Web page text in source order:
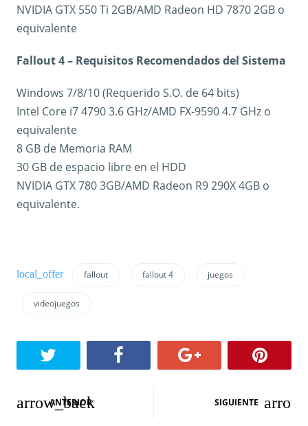
NVIDIA GTX 550 Ti 2GB/AMD Radeon HD 7870 2GB o
equivalente
Fallout 4 – Requisitos Recomendados del Sistema
Windows 7/8/10 (Requerido S.O. de 64 bits)
Intel Core i7 4790 3.6 GHz/AMD FX-9590 4.7 GHz o
equivalente
8 GB de Memoria RAM
30 GB de espacio libre en el HDD
NVIDIA GTX 780 3GB/AMD Radeon R9 290X 4GB o
equivalente.
fallout fallout 4 juegos
videojuegos
N
ANTERIOR SIGUIENTE